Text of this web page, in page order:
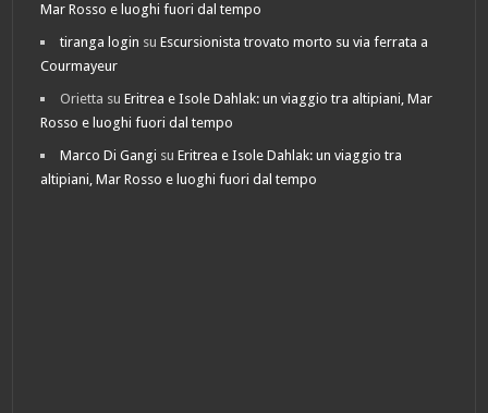
Mar Rosso e luoghi fuori dal tempo
tiranga login suEscursionista trovato morto su via ferrata a
Courmayeur
Orietta suEritrea e Isole Dahlak: un viaggio tra altipiani, Mar
Rosso e luoghi fuori dal tempo
Marco Di Gangi suEritrea e Isole Dahlak: un viaggio tra
altipiani, Mar Rosso e luoghi fuori dal tempo